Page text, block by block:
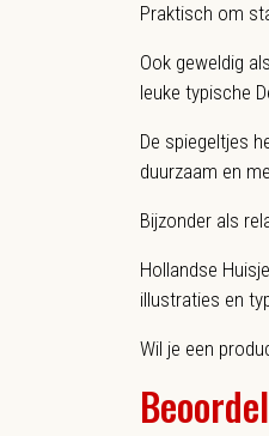
Praktisch om
Ook geweldig
leuke typische
De spiegeltjes
duurzaam en
Bijzonder als
Hollandse
illustraties en
Wil je een